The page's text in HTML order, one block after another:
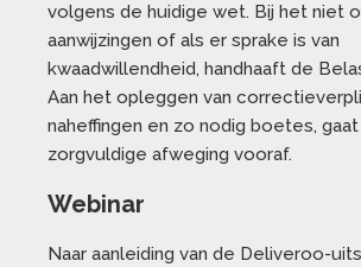
volgens de huidige wet. Bij het niet
aanwijzingen of als er sprake is van
kwaadwillendheid, handhaaft de
Aan het opleggen van
naheffingen en zo nodig boetes,
zorgvuldige afweging vooraf.
Webinar
Naar aanleiding van de Deliveroo-